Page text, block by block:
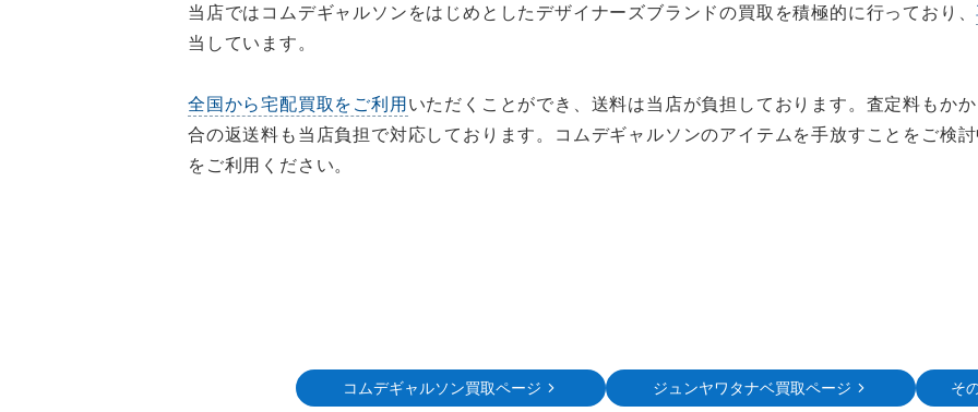
当店ではコムデギャルソンをはじめとしたデザイナーズブランドの買取を積極的に行っており、
当しています。
全国から宅配買取をご利用いただくことができ、送料は当店が負担しております。査定料もか
合の返送料も当店負担で対応しております。コムデギャルソンのアイテムを手放すことをご検
をご利用ください。
コムデギャルソン買取ページ ジュンヤワタナベ買取ページ そ